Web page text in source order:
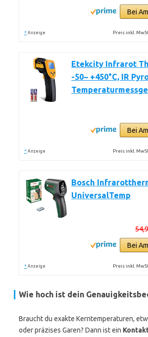
Bei
* Anzeige Preis inkl.
Etekcity Infrarot
-50~ +450°C, IR
Bei
* Anzeige Preis inkl.
Bosch
UniversalTemp
Bei
* Anzeige Preis inkl.
Wie hoch ist dein
Braucht du exakte Kerntemperaturen,
oder präzises Garen? Dann ist ein